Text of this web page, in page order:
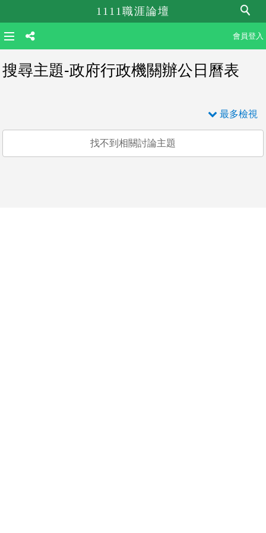
1111職涯論壇
會員登入
搜尋主題-政府行政機關辦公日曆表
最多檢視
找不到相關討論主題